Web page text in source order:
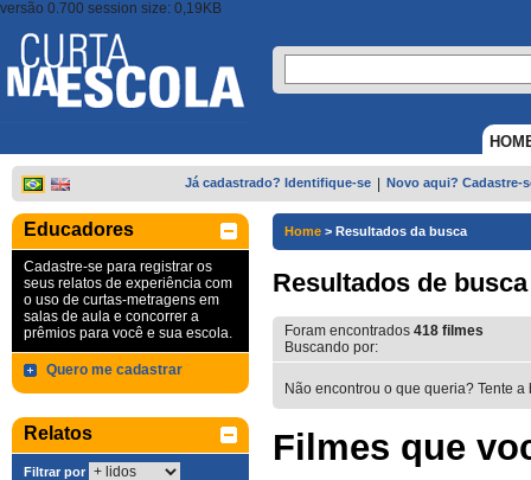
versão 0.700 session size: 0,19KB
Já cadastrado? Identifique-se Novo aqui? Cadastre-
Educadores
Cadastre-se para registrar os
seus relatos de experiência com
o uso de curtas-metragens em
salas de aula e concorrer a
prêmios para você e sua escola.
Quero me cadastrar
Relatos
Filtrar por
Home > Resultados da busca
Resultados de busca
Foram encontrados 418 filmes
Buscando por:
Não encontrou o que queria? Tente
Filmes que